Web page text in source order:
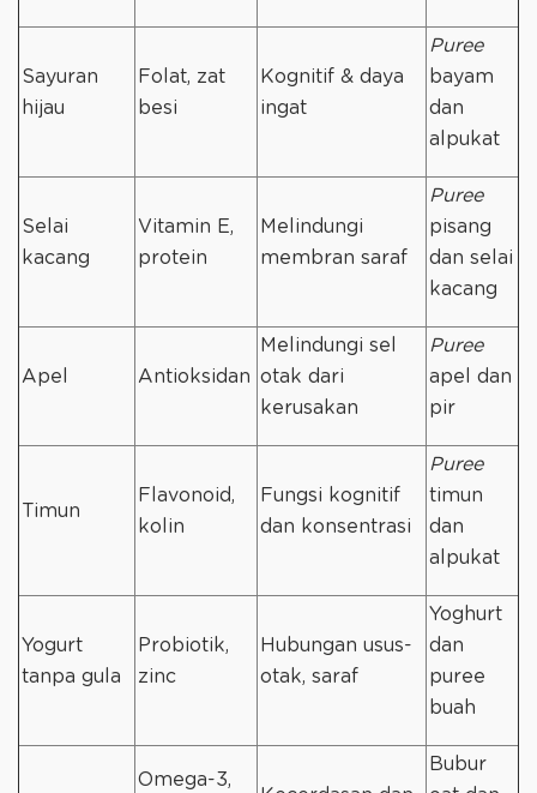
Sayuran
hijau
Folat, zat
besi
Kognitif & daya
ingat
Puree
bayam
dan
alpukat
Selai
kacang
Vitamin E,
protein
Melindungi
membran saraf
Puree
pisang
dan selai
kacang
Apel Antioksidan
Melindungi sel
otak dari
kerusakan
Puree
apel dan
pir
Timun
Flavonoid,
kolin
Fungsi kognitif
dan konsentrasi
Puree
timun
dan
alpukat
Yogurt
tanpa gula
Probiotik,
zinc
Hubungan usus-
otak, saraf
Yoghurt
dan
puree
buah
Omega-3,
Bubur